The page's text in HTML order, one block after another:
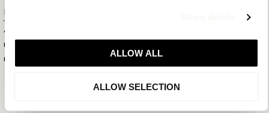
ALLOW ALL
ALLOW SELECTION
Produktnummer
ARTIKELNUMMER
EAN
KOLLEKTION